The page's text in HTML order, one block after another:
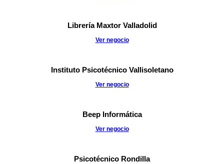
Librería Maxtor Valladolid
Ver negocio
Instituto Psicotécnico Vallisoletano
Ver negocio
Beep Informática
Ver negocio
Psicotécnico Rondilla